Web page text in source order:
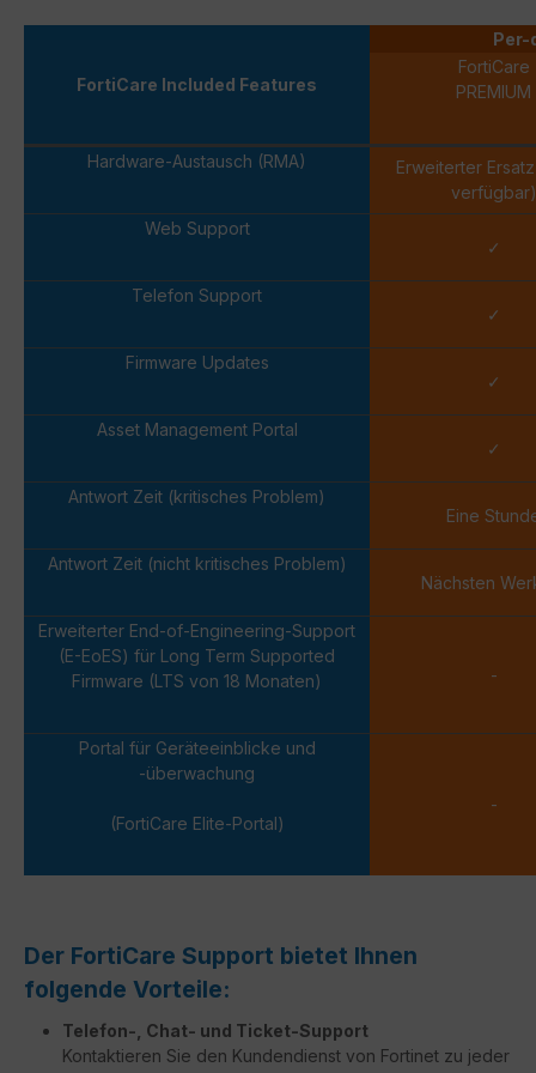
FortiCare Included Features
Per-
FortiCare
PREMIUM
Hardware-Austausch (RMA)
Erweiterter
verfügbar)
Web Support
✓
Telefon Support
✓
Firmware Updates
✓
Asset Management Portal
✓
Antwort Zeit (kritisches Problem)
Eine
Antwort Zeit (nicht kritisches Problem)
Nächsten
Erweiterter End-of-Engineering-Support
(E-EoES) für Long Term Supported
Firmware (LTS von 18 Monaten)
-
Portal für Geräteeinblicke und
-überwachung
(FortiCare Elite-Portal)
-
Der FortiCare Support bietet Ihnen
folgende Vorteile:
Telefon-, Chat- und Ticket-Support
Kontaktieren Sie den Kundendienst von Fortinet zu jeder